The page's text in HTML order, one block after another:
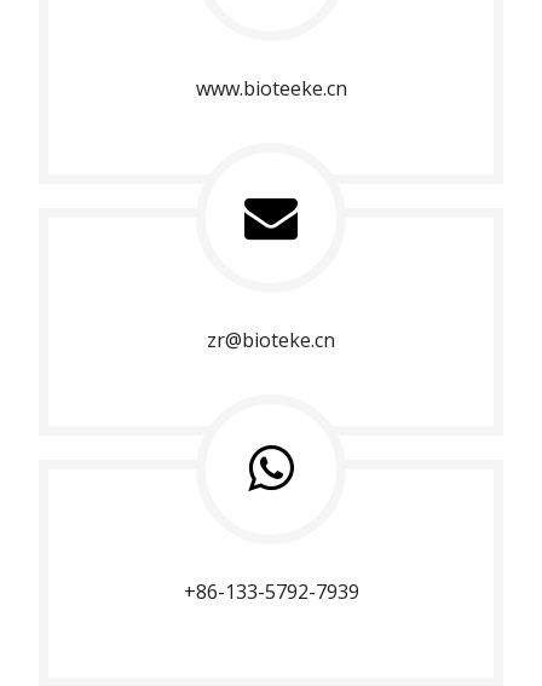
www.bioteeke.cn
zr@bioteke.cn
+86-133-5792-7939